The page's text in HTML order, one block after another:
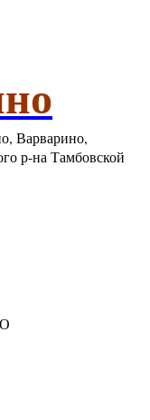
Варварино,
р-на Тамбовской